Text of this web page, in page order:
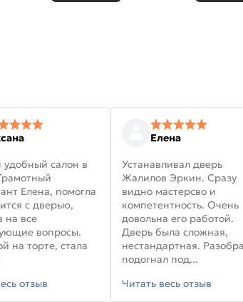
удобный салон в
Елена, помогла
с дверью,
на все
вопросы.
на торте, стала
отзыв
Елена
Устанавливал дверь
Жалилов Эркин. Сразу
видно мастерсво и
компетентность. Очень
довольна его работой.
Дверь была сложная,
нестандартная.
подогнал под...
Читать весь отзыв